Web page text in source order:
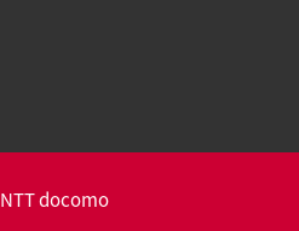
NTT docomo